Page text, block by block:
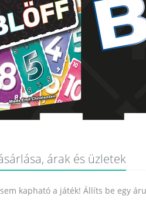
árak és üzletek
kapható a játék! Állíts be egy